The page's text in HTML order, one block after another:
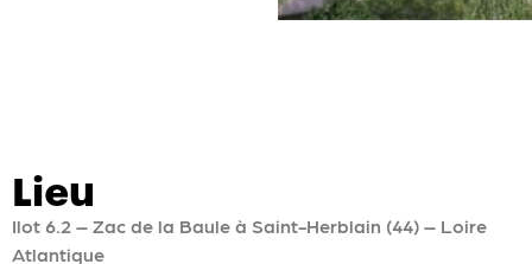
Lieu
Ilot 6.2 – Zac de la Baule à Saint-Herblain (44) – Loire
Atlantique